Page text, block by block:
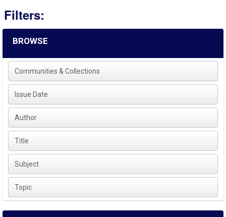
Filters:
BROWSE
Communities & Collections
Issue Date
Author
Title
Subject
Topic